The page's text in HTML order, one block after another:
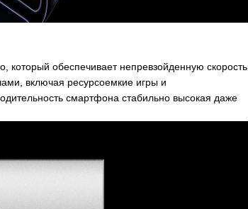
обеспечивает непревзойденную скорость
включая ресурсоемкие игры и
смартфона стабильно высокая даже